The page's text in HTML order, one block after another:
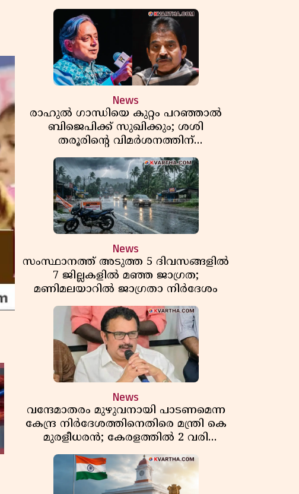
News
രാഹുൽ ഗാന്ധിയെ കുറ്റം പറഞ്ഞാൽ
ബിജെപിക്ക് സുഖിക്കും; ശശി
തരൂരിന്റെ വിമർശനത്തിന്
മറുപടിയുമായി കെ സി
വേണുഗോപാൽ
News
സംസ്ഥാനത്ത് അടുത്ത 5 ദിവസങ്ങളിൽ
7 ജില്ലകളിൽ മഞ്ഞ ജാഗ്രത;
മണിമലയാറിൽ ജാഗ്രതാ നിർദേശം
News
വന്ദേമാതരം മുഴുവനായി പാടണമെന്ന
കേന്ദ്ര നിർദേശത്തിനെതിരെ മന്ത്രി കെ
മുരളീധരൻ; കേരളത്തിൽ 2 വരി
മാത്രമേ ഉണ്ടാകൂ എന്ന് പ്രതികരണം